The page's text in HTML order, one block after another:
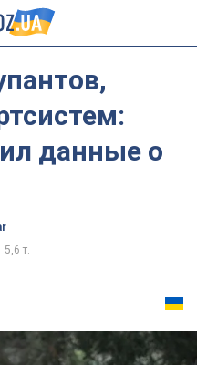
данные о
5,6 т.